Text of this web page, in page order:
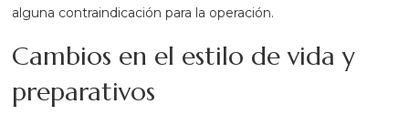
alguna contraindicación para la operación.
Cambios en el estilo de vida y
preparativos